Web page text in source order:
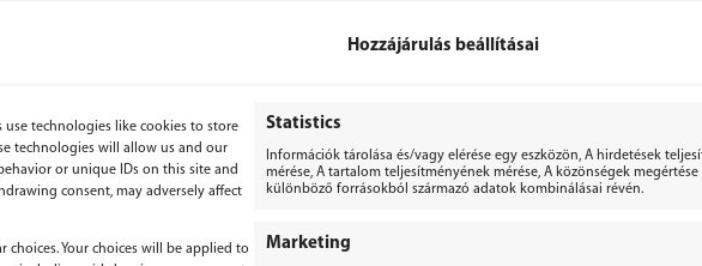
Hozzájárulás beállításai
use technologies like cookies to store
technologies will allow us and our
or unique IDs on this site and
consent, may adversely affect
Your choices will be applied to
Statistics
Információk tárolása és/vagy elérése egy eszközön, A hirdetések
mérése, A tartalom teljesítményének mérése, A közönségek
különböző forrásokból származó adatok kombinálásai révén.
Marketing
Kft.
28.
+36 70 3071053
bergepek@gmail.com